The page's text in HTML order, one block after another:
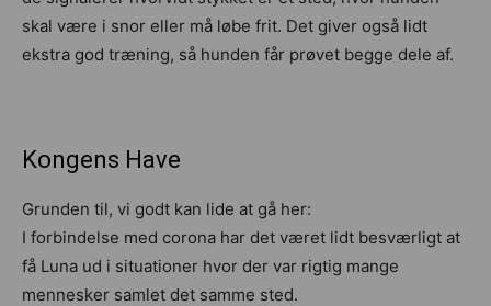
skal være i snor eller må løbe frit. Det giver også lidt
ekstra god træning, så hunden får prøvet begge dele af.
Kongens Have
Grunden til, vi godt kan lide at gå her:
I forbindelse med corona har det været lidt besværligt at
få Luna ud i situationer hvor der var rigtig mange
mennesker samlet det samme sted.